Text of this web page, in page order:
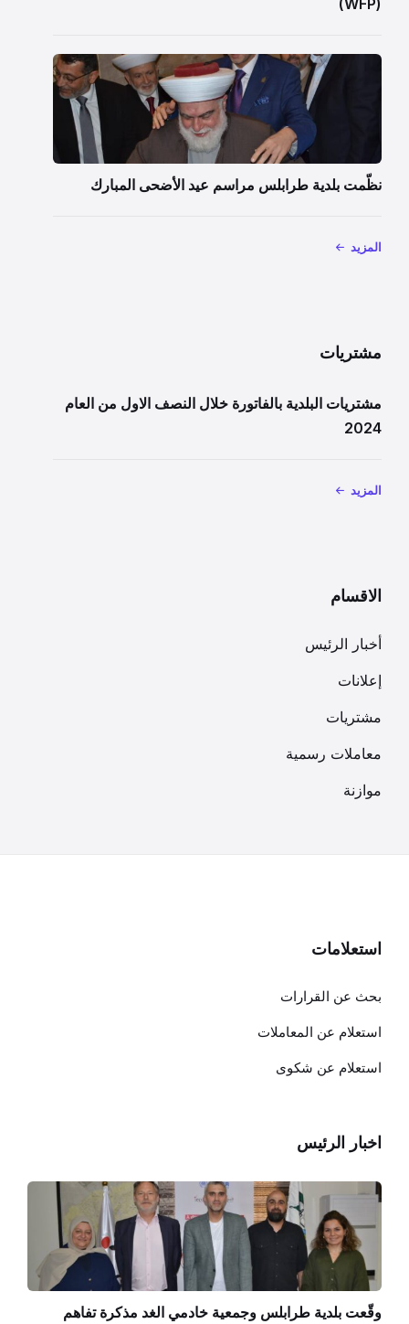
نظّمت بلدية طرابلس مراسم عيد الأضحى المبارك
المزيد
مشتريات
مشتريات البلدية بالفاتورة خلال النصف الاول من العام
2024
المزيد
الاقسام
أخبار الرئيس
إعلانات
مشتريات
معاملات رسمية
موازنة
استعلامات
بحث عن القرارات
استعلام عن المعاملات
استعلام عن شكوى
اخبار الرئيس
وقّعت بلدية طرابلس وجمعية خادمي الغد مذكرة تفاهم